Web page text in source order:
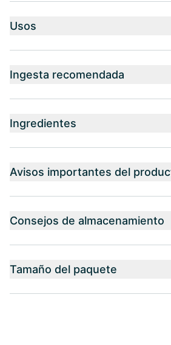
Usos
Ingesta recomendada
Ingredientes
Avisos importantes del
Consejos de almacenamiento
Tamaño del paquete